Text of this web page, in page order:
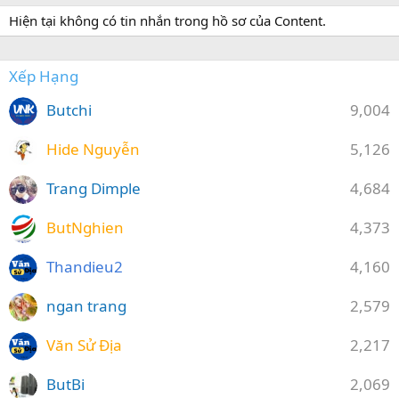
Hiện tại không có tin nhắn trong hồ sơ của Content.
Xếp Hạng
9,004
Butchi
5,126
Hide Nguyễn
4,684
Trang Dimple
4,373
ButNghien
4,160
Thandieu2
2,579
ngan trang
2,217
Văn Sử Địa
2,069
ButBi